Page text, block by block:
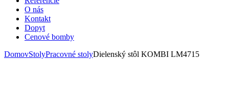
O nás
Kontakt
Dopyt
Cenové bomby
DomovStolyPracovné stolyDielenský stôl KOMBI LM4715